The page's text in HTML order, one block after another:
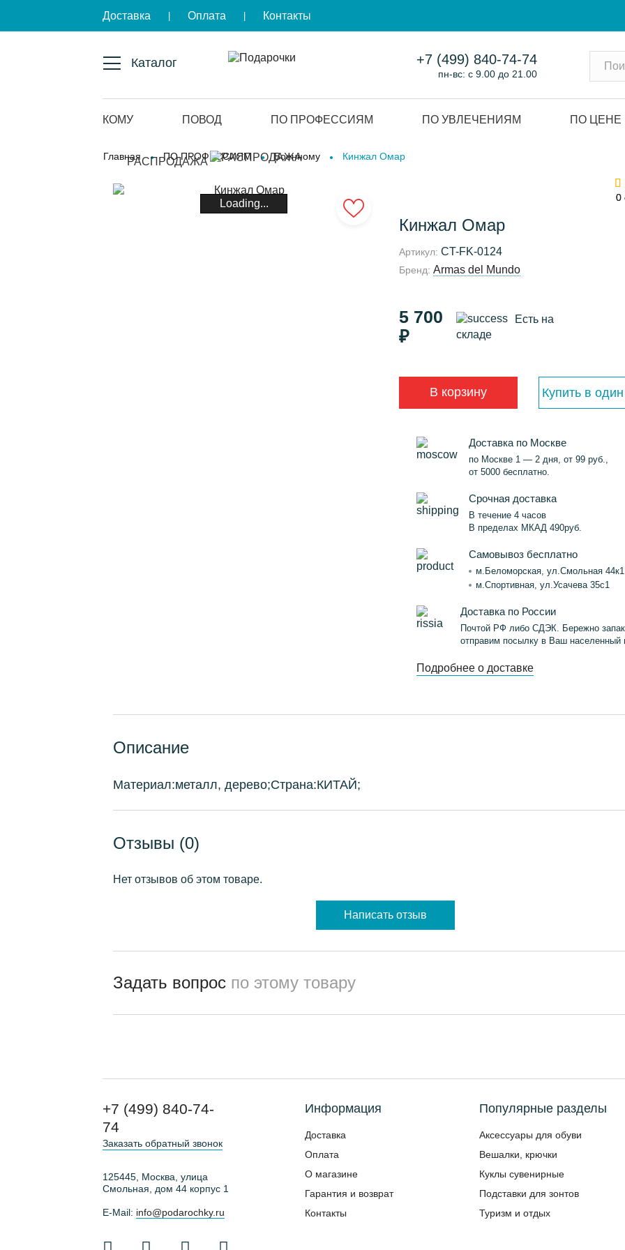
Доставка Оплата Контакты
КОМУ ПОВОД ПО ПРОФЕССИЯМ ПО УВЛЕЧЕНИЯМ ПО ЦЕНЕ
РАСПРОДАЖА
Каталог +7 (499) 840-74-74
пн-вс: с 9.00 до 21.00
Главная ПО ПРОФЕССИЯМ Военному Кинжал Омар
Loading... 0
Кинжал Омар
Артикул: CT-FK-0124
Бренд: Armas del Mundo
0
5 700
₽
Есть на
складе
В корзину Купить в
Доставка по Москве
по Москве 1 — 2 дня, от 99 руб.,
от 5000 бесплатно.
Срочная доставка
В течение 4 часов
В пределах МКАД 490руб.
Самовывоз бесплатно
м.Беломорская, ул.Смольная 44к1
м.Спортивная, ул.Усачева 35с1
Доставка по России
Почтой РФ либо СДЭК. Бережно
отправим посылку в Ваш населенный
Подробнее о доставке
Описание
Материал:металл, дерево;Страна:КИТАЙ;
Отзывы (0)
Нет отзывов об этом товаре.
Написать отзыв
Задать вопрос по этому товару
+7 (499) 840-74-
74
Заказать обратный звонок
125445, Москва, улица
Смольная, дом 44 корпус 1
E-Mail: info@podarochky.ru
Информация
Доставка
Оплата
О магазине
Гарантия и возврат
Контакты
Популярные разделы
Аксессуары для обуви
Вешалки, крючки
Куклы сувенирные
Подставки для зонтов
Туризм и отдых